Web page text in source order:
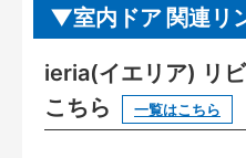
室内ドア 関連リ
ieria(イエリア) リ
こちら
一覧はこちら